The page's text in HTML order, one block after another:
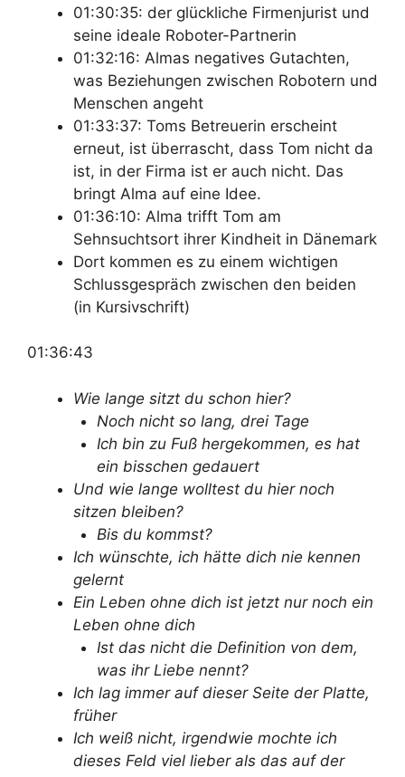
01:30:35: der glückliche Firmenjurist und
seine ideale Roboter-Partnerin
01:32:16: Almas negatives Gutachten,
was Beziehungen zwischen Robotern und
Menschen angeht
01:33:37: Toms Betreuerin erscheint
erneut, ist überrascht, dass Tom nicht da
ist, in der Firma ist er auch nicht. Das
bringt Alma auf eine Idee.
01:36:10: Alma trifft Tom am
Sehnsuchtsort ihrer Kindheit in Dänemark
Dort kommen es zu einem wichtigen
Schlussgespräch zwischen den beiden
(in Kursivschrift)
01:36:43
Wie lange sitzt du schon hier?
Noch nicht so lang, drei Tage
Ich bin zu Fuß hergekommen, es hat
ein bisschen gedauert
Und wie lange wolltest du hier noch
sitzen bleiben?
Bis du kommst?
Ich wünschte, ich hätte dich nie kennen
gelernt
Ein Leben ohne dich ist jetzt nur noch ein
Leben ohne dich
Ist das nicht die Definition von dem,
was ihr Liebe nennt?
Ich lag immer auf dieser Seite der Platte,
früher
Ich weiß nicht, irgendwie mochte ich
dieses Feld viel lieber als das auf der